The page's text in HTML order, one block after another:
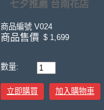
七夕推薦 台南花店
商品編號 V024
商品售價 $ 1,699
數量:
立即購買 加入購物車